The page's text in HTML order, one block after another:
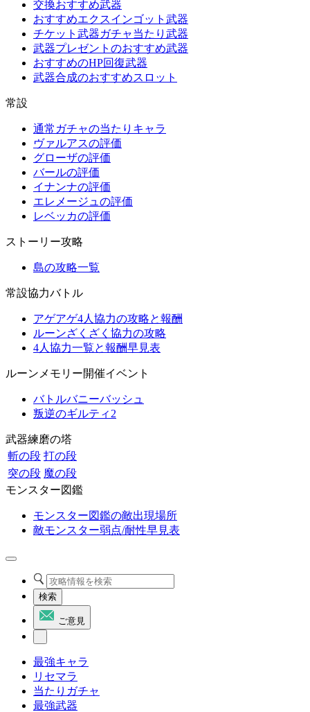
交換おすすめ武器
おすすめエクスインゴット武器
チケット武器ガチャ当たり武器
武器プレゼントのおすすめ武器
おすすめのHP回復武器
武器合成のおすすめスロット
常設
通常ガチャの当たりキャラ
ヴァルアスの評価
グローザの評価
バールの評価
イナンナの評価
エレメージュの評価
レベッカの評価
ストーリー攻略
島の攻略一覧
常設協力バトル
アゲアゲ4人協力の攻略と報酬
ルーンざくざく協力の攻略
4人協力一覧と報酬早見表
ルーンメモリー開催イベント
バトルバニーバッシュ
叛逆のギルティ2
武器練磨の塔
斬の段 打の段
突の段 魔の段
モンスター図鑑
モンスター図鑑の敵出現場所
敵モンスター弱点/耐性早見表
検索
ご意見
最強キャラ
リセマラ
当たりガチャ
最強武器